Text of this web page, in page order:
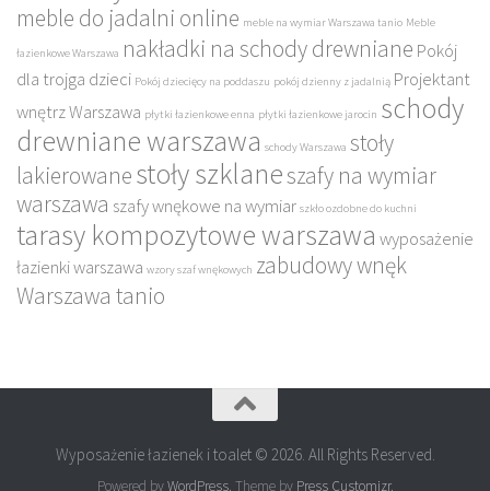
meble do jadalni online meble na wymiar Warszawa tanio Meble
łazienkowe Warszawa nakładki na schody drewniane Pokój
dla trojga dzieci Pokój dziecięcy na poddaszu pokój dzienny z jadalnią Projektant
wnętrz Warszawa płytki łazienkowe enna płytki łazienkowe jarocin schody
drewniane warszawa schody Warszawa stoły
lakierowanestoły szklaneszafy na wymiar
warszawa szafy wnękowe na wymiar szkło ozdobne do kuchni
tarasy kompozytowe warszawa wyposażenie
łazienki warszawa wzory szaf wnękowych zabudowy wnęk
Warszawa tanio
Wyposażenie łazienek i toalet © 2026. All Rights Reserved.
Powered byWordPress. Theme by Press Customizr.